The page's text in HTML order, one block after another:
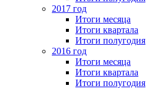
2017 год
Итоги месяца
Итоги квартала
Итоги полугодия
2016 год
Итоги месяца
Итоги квартала
Итоги полугодия